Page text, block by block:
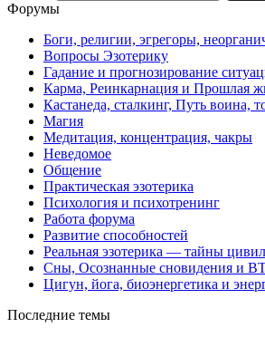
Форумы
Боги, религии, эгрегоры,
Вопросы Эзотерику
Гадание и прогнозирование
Карма, Реинкарнация и Прошлая
Кастанеда, сталкинг, Путь воина,
Магия
Медитация, концентрация, чакры
Неведомое
Общение
Практическая эзотерика
Психология и психотренинг
Работа форума
Развитие способностей
Реальная эзотерика — тайны
Сны, Осознанные сновидения и
Цигун, йога, биоэнергетика и
Последние темы